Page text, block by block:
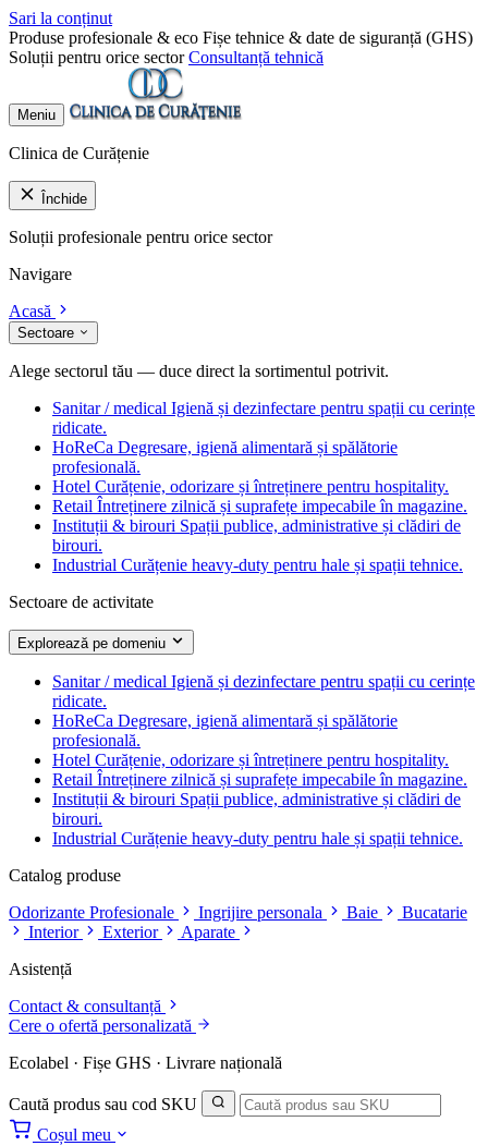
Sari la conținut
Produse profesionale & eco Fișe tehnice & date de siguranță (GHS)
Soluții pentru orice sector Consultanță tehnică
Meniu
Clinica de Curățenie
Închide
Soluții profesionale pentru orice sector
Navigare
Acasă
Sectoare
Alege sectorul tău — duce direct la sortimentul potrivit.
Sanitar / medical Igienă și dezinfectare pentru spații cu cerințe
ridicate.
HoReCa Degresare, igienă alimentară și spălătorie
profesională.
Hotel Curățenie, odorizare și întreținere pentru hospitality.
Retail Întreținere zilnică și suprafețe impecabile în magazine.
Instituții & birouri Spații publice, administrative și clădiri de
birouri.
Industrial Curățenie heavy-duty pentru hale și spații tehnice.
Sectoare de activitate
Explorează pe domeniu
Sanitar / medical Igienă și dezinfectare pentru spații cu cerințe
ridicate.
HoReCa Degresare, igienă alimentară și spălătorie
profesională.
Hotel Curățenie, odorizare și întreținere pentru hospitality.
Retail Întreținere zilnică și suprafețe impecabile în magazine.
Instituții & birouri Spații publice, administrative și clădiri de
birouri.
Industrial Curățenie heavy-duty pentru hale și spații tehnice.
Catalog produse
Odorizante Profesionale
Ingrijire personala Baie
Bucatarie
Interior
Exterior
Aparate
Asistență
Contact & consultanță
Cere o ofertă personalizată
Ecolabel · Fișe GHS · Livrare națională
Caută produs sau cod SKU
Coșul meu